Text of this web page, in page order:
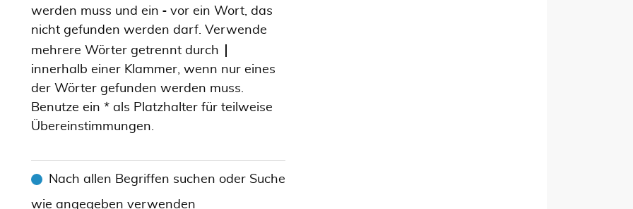
werden muss und ein - vor ein Wort, das
nicht gefunden werden darf. Verwende
mehrere Wörter getrennt durch |
innerhalb einer Klammer, wenn nur eines
der Wörter gefunden werden muss.
Benutze ein * als Platzhalter für teilweise
Übereinstimmungen.
Nach allen Begriffen suchen oder Suche
wie angegeben verwenden